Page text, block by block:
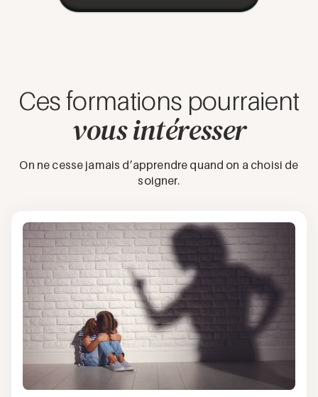
Ces formations pourraient
vous intéresser
On ne cesse jamais d’apprendre quand on a choisi de
soigner.